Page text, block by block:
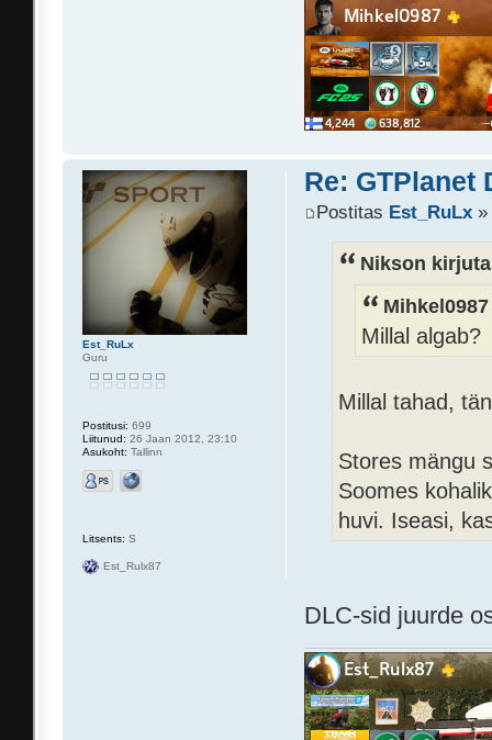
Re: GTPlanet
Postitas Est_RuLx »
Nikson
Millal algab?
Millal tahad,
Stores mängu
Soomes
huvi. Iseasi,
DLC-sid juurde
Est_RuLx
Guru
Postitusi: 699
Liitunud: 26 Jaan 2012, 23:10
Asukoht: Tallinn
Litsents: S
Est_Rulx87